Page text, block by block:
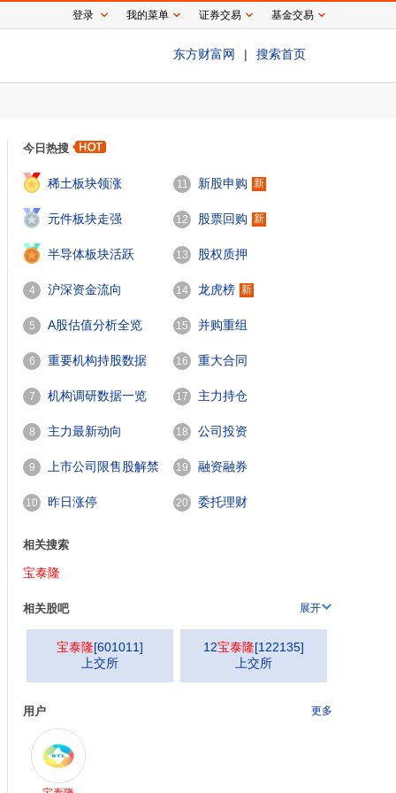
东方财富网 | 搜索首页
今日热搜
稀土板块领涨
2
元件板块走强
3
半导体板块活跃
4 沪深资金流向
5 A股估值分析全览
6 重要机构持股数据
7 机构调研数据一览
8 主力最新动向
9 上市公司限售股解禁
一览
10 昨日涨停
11 新股申购 新
12 股票回购 新
13 股权质押
14 龙虎榜 新
15 并购重组
16 重大合同
17 主力持仓
18 公司投资
19 融资融券
20 委托理财
相关搜索
宝泰隆
相关股吧 展开
宝泰隆[601011]
上交所
12宝泰隆[122135]
上交所
用户 更多
登录 我的菜单 证券交易 基金交易